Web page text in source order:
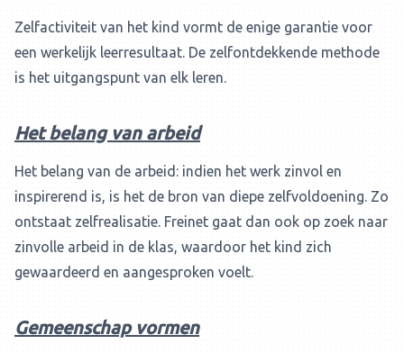
Zelfactiviteit van het kind vormt de enige garantie voor
een werkelijk leerresultaat. De zelfontdekkende methode
is het uitgangspunt van elk leren.​
Het belang van arbeid
Het belang van de arbeid: indien het werk zinvol en
inspirerend is, is het de bron van diepe zelfvoldoening. Zo
ontstaat zelfrealisatie. Freinet gaat dan ook op zoek naar
zinvolle arbeid in de klas, waardoor het kind zich
gewaardeerd en aangesproken voelt.
Gemeenschap vormen